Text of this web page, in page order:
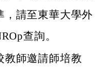
，請至東華大學外
查詢。
教師邀請師培教